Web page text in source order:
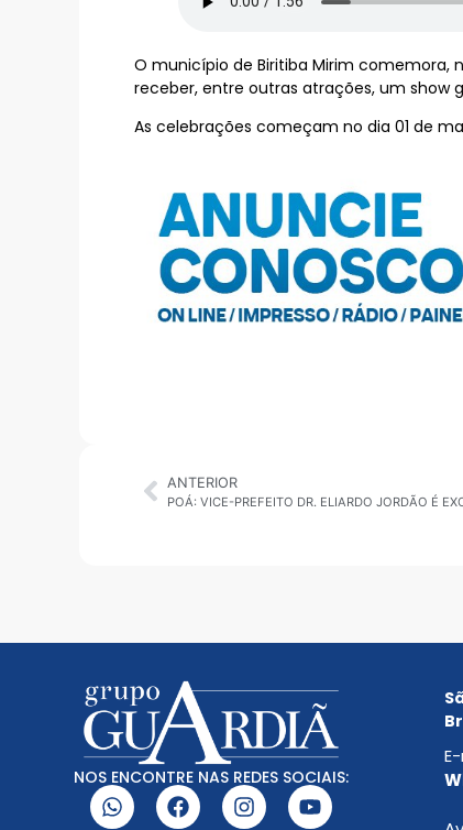
O município de Biritiba Mirim comemora,
receber, entre outras atrações, um show
As celebrações começam no dia 01 de
ANTERIOR
NOS ENCONTRE NAS REDES SOCIAIS: